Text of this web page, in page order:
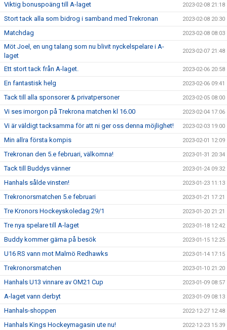
Viktig bonuspoäng till A-laget 2023-02-08 21:18
Stort tack alla som bidrog i samband med Trekronan 2023-02-08 20:30
Matchdag 2023-02-08 08:03
Möt Joel, en ung talang som nu blivit nyckelspelare i A-
laget
2023-02-07 21:48
Ett stort tack från A-laget. 2023-02-06 20:58
En fantastisk helg 2023-02-06 09:41
Tack till alla sponsorer & privatpersoner 2023-02-05 08:00
Vi ses imorgon på Trekrona matchen kl 16.00 2023-02-04 17:06
Vi är väldigt tacksamma för att ni ger oss denna möjlighet! 2023-02-03 19:00
Min allra första kompis 2023-02-01 12:09
Trekronan den 5.e februari, välkomna! 2023-01-31 20:34
Tack till Buddys vänner 2023-01-24 09:32
Hanhals sålde vinsten! 2023-01-23 11:13
Trekronorsmatchen 5.e februari 2023-01-21 17:21
Tre Kronors Hockeyskoledag 29/1 2023-01-20 21:21
Tre nya spelare till A-laget 2023-01-18 12:42
Buddy kommer gärna på besök 2023-01-15 12:25
U16 RS vann mot Malmö Redhawks 2023-01-14 17:15
Trekronorsmatchen 2023-01-10 21:20
Hanhals U13 vinnare av OM21 Cup 2023-01-09 08:57
A-laget vann derbyt 2023-01-09 08:13
Hanhals-shoppen 2022-12-27 12:48
Hanhals Kings Hockeymagasin ute nu! 2022-12-23 15:39